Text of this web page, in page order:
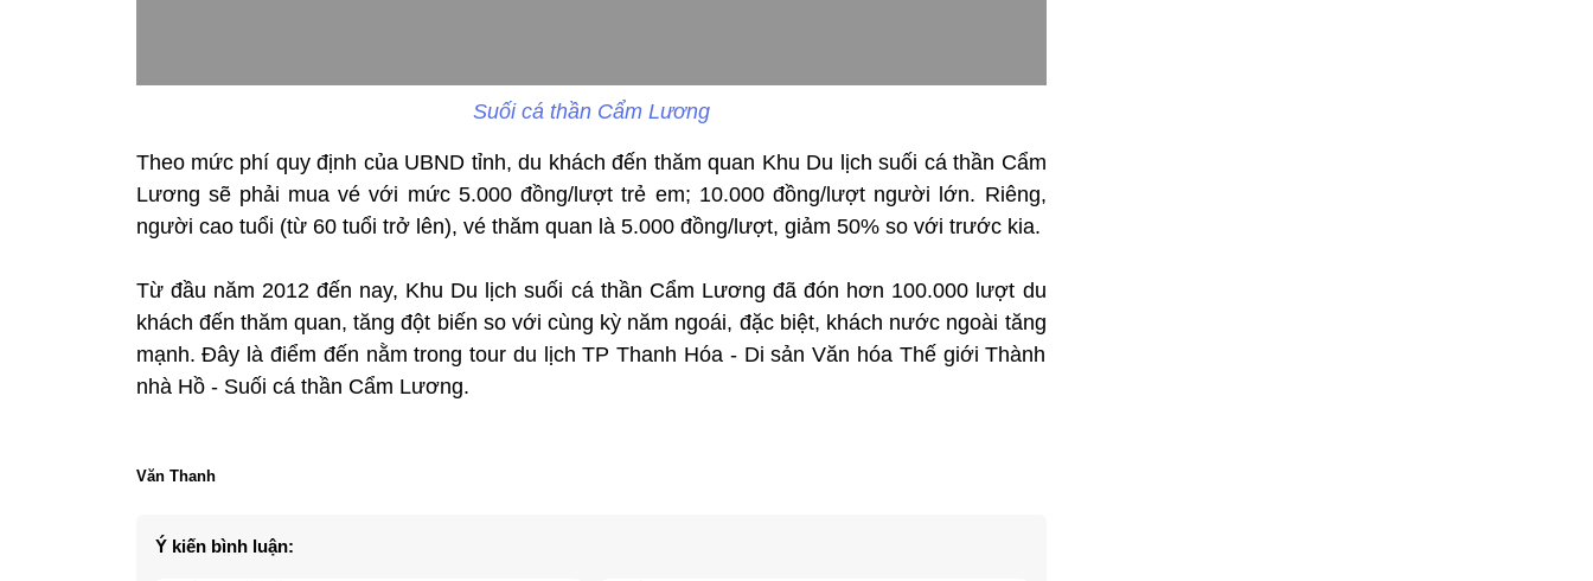
Suối cá thần Cẩm Lương
Theo mức phí quy định của UBND tỉnh, du khách đến thăm quan Khu Du lịch suối cá thần Cẩm
Lương sẽ phải mua vé với mức 5.000 đồng/lượt trẻ em; 10.000 đồng/lượt người lớn. Riêng,
người cao tuổi (từ 60 tuổi trở lên), vé thăm quan là 5.000 đồng/lượt, giảm 50% so với trước kia.
Từ đầu năm 2012 đến nay, Khu Du lịchsuối cá thần Cẩm Lương đã đón hơn 100.000 lượt du
khách đến thăm quan, tăng đột biến so với cùng kỳ năm ngoái, đặc biệt, khách nước ngoài tăng
mạnh. Đây là điểm đến nằm trong tour du lịch TP Thanh Hóa - Di sản Văn hóa Thế giới Thành
nhà Hồ - Suối cá thần Cẩm Lương.
Văn Thanh
Ý kiến bình luận: